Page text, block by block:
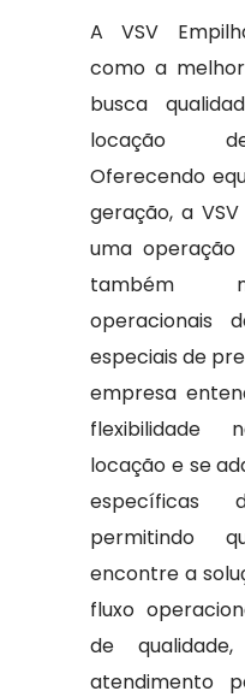
A VSV
como a
busca
locação
Oferecendo
geração, a
uma operação
também
operacionais
especiais de
empresa
flexibilidade
locação e se
específicas
permitindo
encontre a
fluxo
de
atendimento